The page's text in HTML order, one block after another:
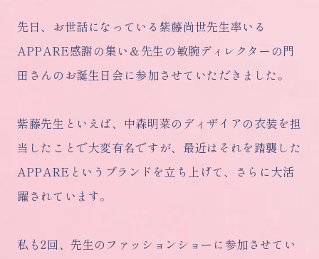
先日、お世話になっている紫藤尚世先生率いる
APPARE感謝の集い＆先生の敏腕ディレクターの門
田さんのお誕生日会に参加させていただきました。
紫藤先生といえば、中森明菜のディザイアの衣装を担
当したことで大変有名ですが、最近はそれを踏襲した
APPAREというブランドを立ち上げて、さらに大活
躍されています。
私も2回、先生のファッションショーに参加させてい